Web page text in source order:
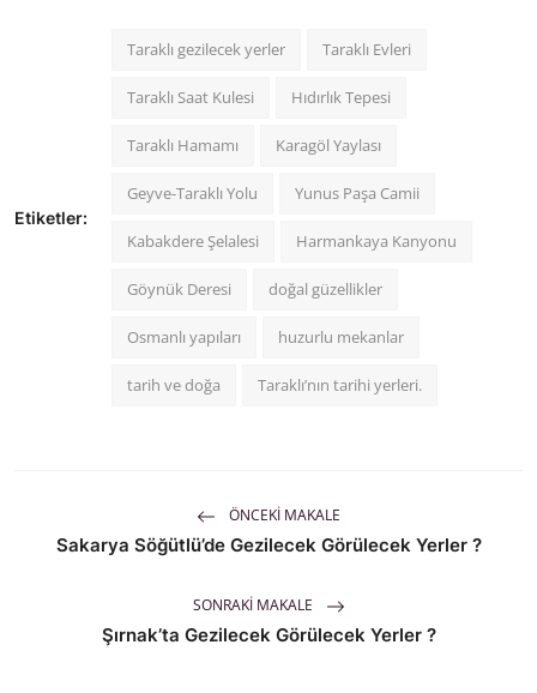
Etiketler:
Taraklı gezilecek yerler Taraklı Evleri
Taraklı Saat Kulesi Hıdırlık Tepesi
Taraklı Hamamı Karagöl Yaylası
Geyve-Taraklı Yolu Yunus Paşa Camii
Kabakdere Şelalesi Harmankaya Kanyonu
Göynük Deresi doğal güzellikler
Osmanlı yapıları huzurlu mekanlar
tarih ve doğa Taraklı’nın tarihi yerleri.
ÖNCEKI MAKALE
Sakarya Söğütlü’de Gezilecek Görülecek Yerler ?
SONRAKI MAKALE
Şırnak’ta Gezilecek Görülecek Yerler ?